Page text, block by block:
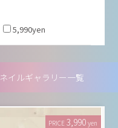
5,990yen
ネイルギャラリー一覧
PRICE 3,990 yen